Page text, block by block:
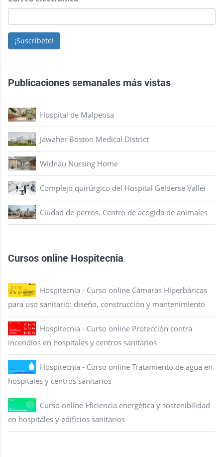
¡Suscríbete!
Publicaciones semanales más vistas
Hospital de Malpensa
Jawaher Boston Medical District
Widnau Nursing Home
Complejo quirúrgico del Hospital Gelderse Vallei
Ciudad de perros. Centro de acogida de animales
Cursos online Hospitecnia
Hospitecnia - Curso online Cámaras Hiperbáricas
para uso sanitario: diseño, construcción y mantenimiento
Hospitecnia - Curso online Protección contra
incendios en hospitales y centros sanitarios
Hospitecnia - Curso online Tratamiento de agua en
hospitales y centros sanitarios
Curso online Eficiencia energética y sostenibilidad
en hospitales y edificios sanitarios